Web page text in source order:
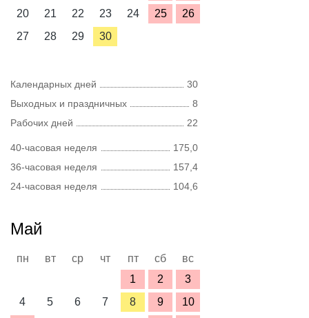
20
21 22 23 24 25
26
27
28 29 30
Календарных дней
30
Выходных и праздничных
8
Рабочих дней
22
40-часовая неделя
175,0
36-часовая неделя
157,4
24-часовая неделя
104,6
Май
пн вт ср чт пт сб
вс
1
2
3
4
5 6 7 8 9
10